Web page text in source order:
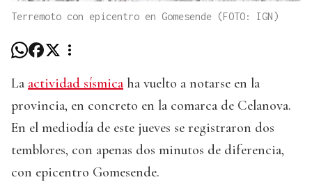
Terremoto con epicentro en Gomesende (FOTO: IGN)
La actividad sísmica ha vuelto a notarse en la
provincia, en concreto en la comarca de Celanova.
En el mediodía de este jueves se registraron dos
temblores, con apenas dos minutos de diferencia,
con epicentro Gomesende.